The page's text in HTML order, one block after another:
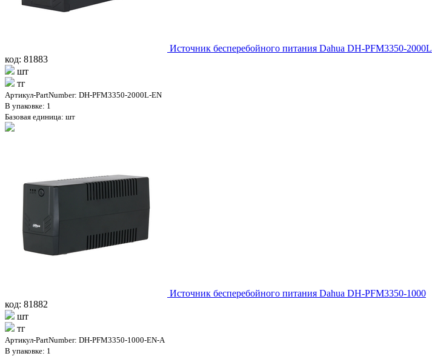
Источник бесперебойного питания Dahua DH-PFM3350-2000L
код: 81883
шт
тг
Артикул-PartNumber: DH-PFM3350-2000L-EN
В упаковке: 1
Базовая единица: шт
Источник бесперебойного питания Dahua DH-PFM3350-1000
код: 81882
шт
тг
Артикул-PartNumber: DH-PFM3350-1000-EN-A
В упаковке: 1